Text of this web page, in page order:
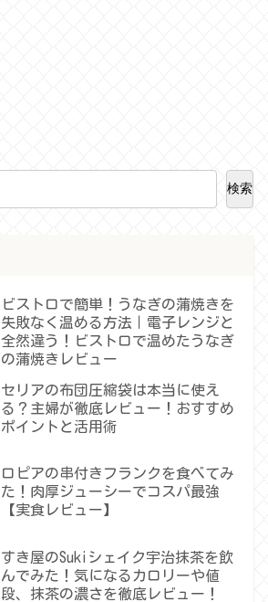
検索
ビストロで簡単！うなぎの蒲焼きを
失敗なく温める方法｜電子レンジと
全然違う！ビストロで温めたうなぎ
の蒲焼きレビュー
セリアの布団圧縮袋は本当に使え
る？主婦が徹底レビュー！おすすめ
ポイントと活用術
ロピアの串付きフランクを食べてみ
た！肉厚ジューシーでコスパ最強
【実食レビュー】
すき屋のSukiシェイク宇治抹茶を飲
んでみた！気になるカロリーや値
段、抹茶の濃さを徹底レビュー！